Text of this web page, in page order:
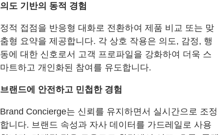
의도 기반의 동적 경험
정적 접점을 반응형 대화로 전환하여 제품 비교 또는 맞
춤형 요약을 제공합니다. 각 상호 작용은 의도, 감정, 행
동에 대한 신호로서 고객 프로파일을 강화하여 더욱 스
마트하고 개인화된 참여를 유도합니다.
브랜드에 안전하고 민첩한 경험
Brand Concierge는 신뢰를 유지하면서 실시간으로 조정
합니다. 브랜드 속성과 자사 데이터를 가드레일로 사용